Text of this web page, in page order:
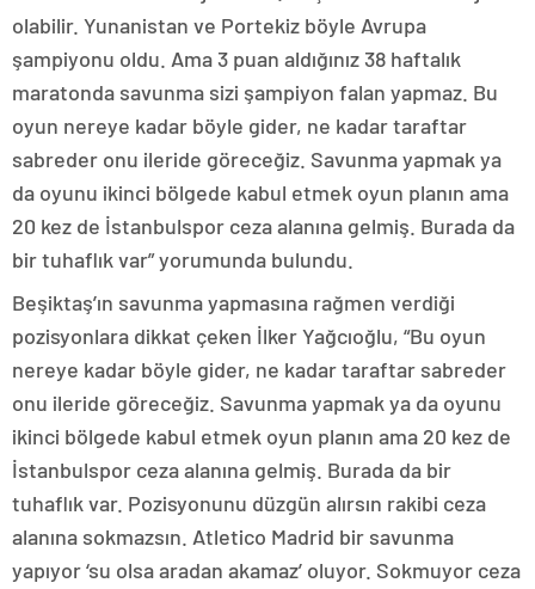
olabilir. Yunanistan ve Portekiz böyle Avrupa
şampiyonu oldu. Ama 3 puan aldığınız 38 haftalık
maratonda savunma sizi şampiyon falan yapmaz. Bu
oyun nereye kadar böyle gider, ne kadar taraftar
sabreder onu ileride göreceğiz. Savunma yapmak ya
da oyunu ikinci bölgede kabul etmek oyun planın ama
20 kez de İstanbulspor ceza alanına gelmiş. Burada da
bir tuhaflık var” yorumunda bulundu.
Beşiktaş’ın savunma yapmasına rağmen verdiği
pozisyonlara dikkat çeken İlker Yağcıoğlu, “Bu oyun
nereye kadar böyle gider, ne kadar taraftar sabreder
onu ileride göreceğiz. Savunma yapmak ya da oyunu
ikinci bölgede kabul etmek oyun planın ama 20 kez de
İstanbulspor ceza alanına gelmiş. Burada da bir
tuhaflık var. Pozisyonunu düzgün alırsın rakibi ceza
alanına sokmazsın. Atletico Madrid bir savunma
yapıyor ‘su olsa aradan akamaz’ oluyor. Sokmuyor ceza